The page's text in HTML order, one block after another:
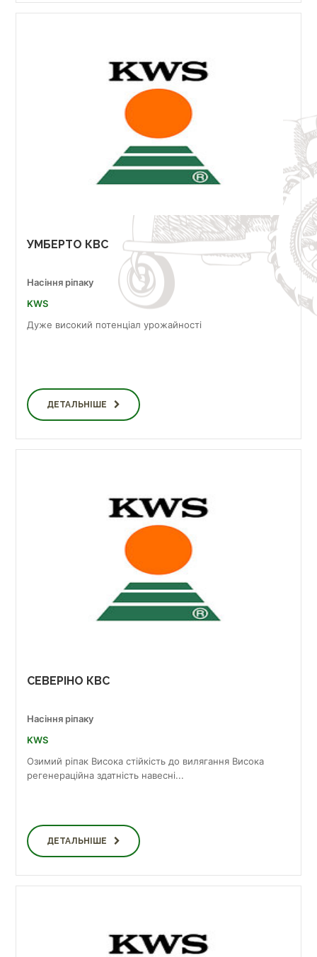
УМБЕРТО КВС
Насіння ріпаку
KWS
Дуже високий потенціал урожайності
ДЕТАЛЬНІШЕ
СЕВЕРІНО КВС
Насіння ріпаку
KWS
Озимий ріпак Висока стійкість до вилягання Висока
регенераційна здатність навесні...
ДЕТАЛЬНІШЕ